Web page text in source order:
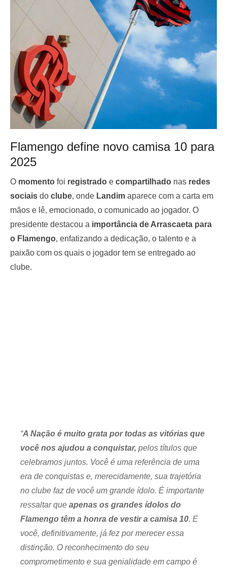
Flamengo define novo camisa 10 para
2025
O momento foi registrado e compartilhado nas redes
sociais do clube, onde Landim aparece com a carta em
mãos e lê, emocionado, o comunicado ao jogador. O
presidente destacou a importância de Arrascaeta para
o Flamengo, enfatizando a dedicação, o talento e a
paixão com os quais o jogador tem se entregado ao
clube.
“A Nação é muito grata por todas as vitórias que
você nos ajudou a conquistar, pelos títulos que
celebramos juntos. Você é uma referência de uma
era de conquistas e, merecidamente, sua trajetória
no clube faz de você um grande ídolo. É importante
ressaltar que apenas os grandes ídolos do
Flamengo têm a honra de vestir a camisa 10. E
você, definitivamente, já fez por merecer essa
distinção. O reconhecimento do seu
comprometimento e sua genialidade em campo é